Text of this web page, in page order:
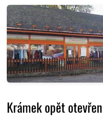
Krámek opět otevřen